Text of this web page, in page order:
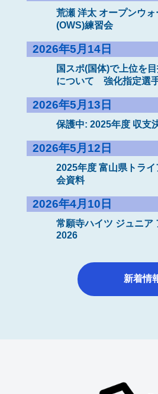
荒瀬 洋太 オープンウ
(OWS)練習会
2026年5月14日
国スポ(国体)で上位を
について 強化指定選
2026年5月13日
保護中: 2025年度 収支
2026年5月12日
2025年度 富山県トラ
会資料
2026年4月10日
常願寺ハイツ ジュニア
2026
新着情